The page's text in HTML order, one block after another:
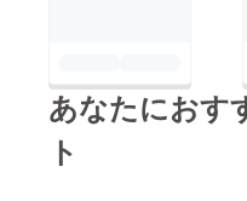
あなたにおす
ト